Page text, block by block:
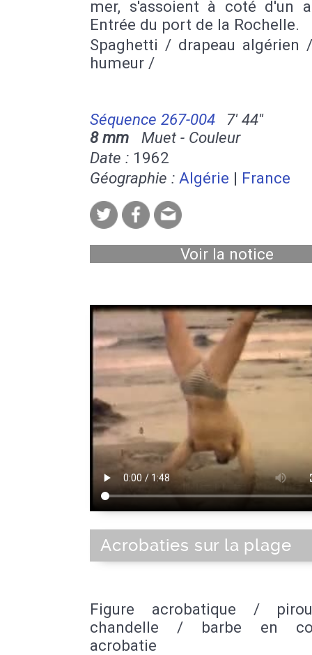
mer, s'assoient à coté d'un
Entrée du port de la Rochelle.
Spaghetti / drapeau algérien
humeur /
Séquence 267-004
7' 44''
8 mm Muet - Couleur
Date : 1962
Géographie : Algérie | France
Voir la notice
Acrobaties sur la plage
Figure acrobatique /
chandelle / barbe en
acrobatie